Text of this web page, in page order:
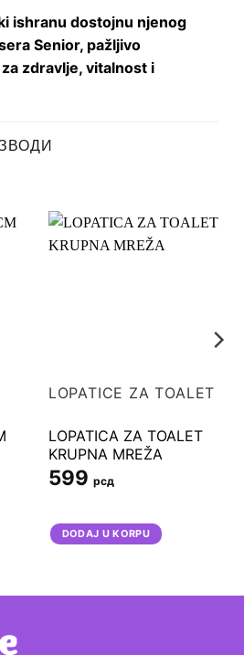
ishranu dostojnu njenog
Senior, pažljivo
zdravlje, vitalnost i
LOPATICE ZA TOALET
LOPATICA ZA TOALET
KRUPNA MREŽA
599 рсд
DODAJ U KORPU